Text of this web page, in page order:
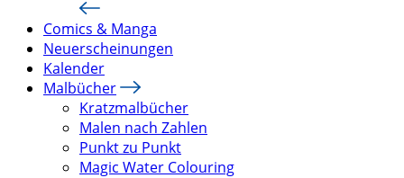
Comics & Manga
Neuerscheinungen
Kalender
Malbücher
Kratzmalbücher
Malen nach Zahlen
Punkt zu Punkt
Magic Water Colouring